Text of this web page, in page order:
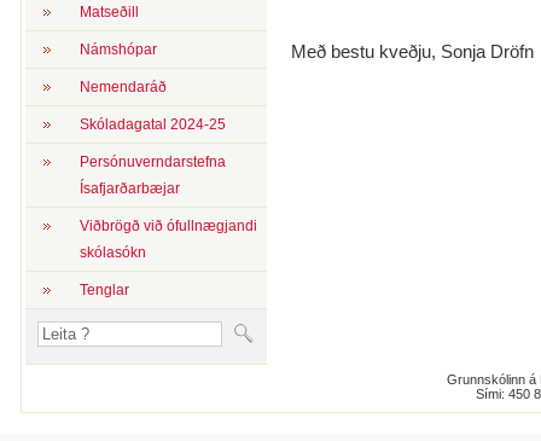
Matseðill
Námshópar
Nemendaráð
Skóladagatal 2024-25
Persónuverndarstefna
Ísafjarðarbæjar
Viðbrögð við ófullnægjandi
skólasókn
Tenglar
Með bestu kveðju, Sonja Dröfn
Grunnskólinn á
Sími: 450